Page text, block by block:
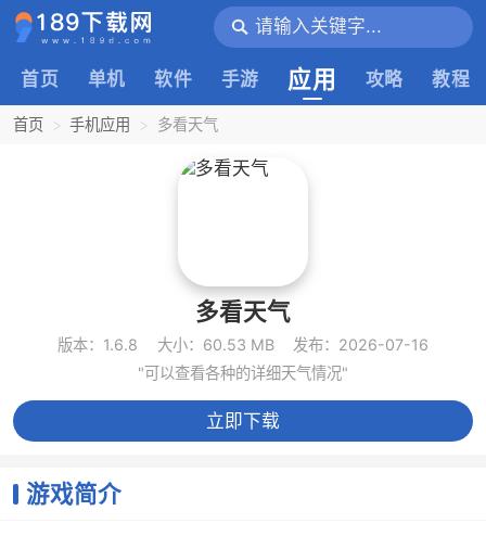
首页 单机 软件 手游 应用 攻略 教程
首页 手机应用 多看天气
多看天气
版本：1.6.8 大小：60.53 MB
发布：2026-07-16
"可以查看各种的详细天气情况"
立即下载
游戏简介